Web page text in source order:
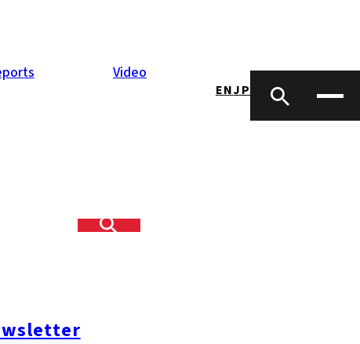
Video
ENJP
않는다. 콜라겐
싶어지게 만든